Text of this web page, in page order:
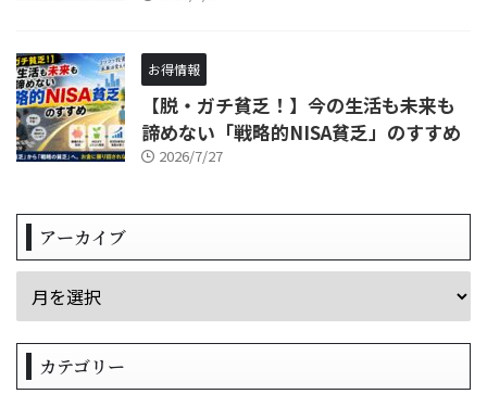
お得情報
【脱・ガチ貧乏！】今の生活も未来も
諦めない「戦略的NISA貧乏」のすすめ
2026/7/27
アーカイブ
カテゴリー